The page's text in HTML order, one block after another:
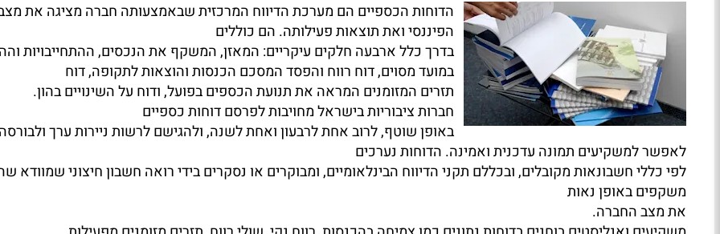
הדוחות הכספיים הם מערכת הדיווח המרכזית שבאמצעותה חברה מציגה את
הפיננסי ואת תוצאות פעילותה. הם כוללים
בדרך כלל ארבעה חלקים עיקריים: המאזן, המשקף את הנכסים, ההתחייבויות
במועד מסוים, דוח רווח והפסד המסכם הכנסות והוצאות לתקופה, דוח
תזרים המזומנים המראה את תנועת הכספים בפועל, ודוח על השינויים בהון.
חברות ציבוריות בישראל מחויבות לפרסם דוחות כספיים
באופן שוטף, לרוב אחת לרבעון ואחת לשנה, ולהגישם לרשות ניירות ערך
לאפשר למשקיעים תמונה עדכנית ואמינה. הדוחות נערכים
לפי כללי חשבונאות מקובלים, ובכללם תקני הדיווח הבינלאומיים, ומבוקרים או נסקרים בידי רואה חשבון חיצוני שמוודא
משקפים באופן נאות
את מצב החברה.